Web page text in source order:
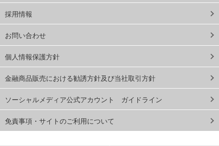
採用情報
お問い合わせ
個人情報保護方針
金融商品販売における勧誘方針及び当社取引方針
ソーシャルメディア公式アカウント ガイドライン
免責事項・サイトのご利用について